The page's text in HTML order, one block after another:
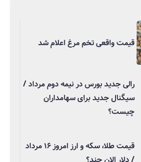
قیمت واقعی تخم مرغ اعلام شد
رالی جدید بورس در نیمه دوم مرداد /
سیگنال جدید برای سهامداران
چیست؟
قیمت طلا، سکه و ارز امروز ۱۶ مرداد